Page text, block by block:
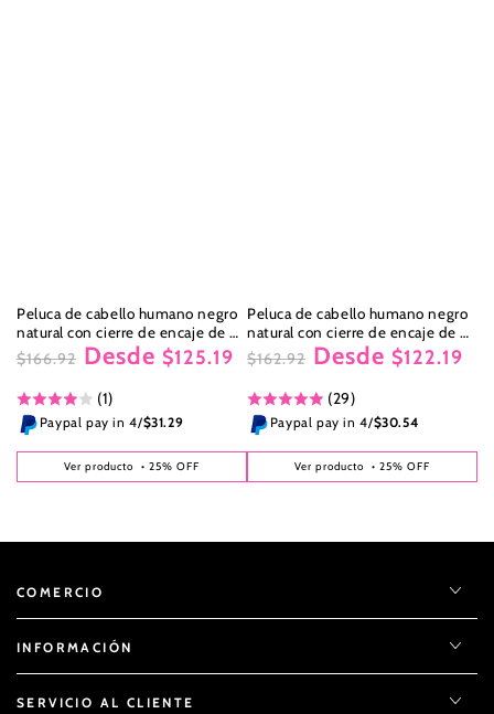
Peluca de cabello humano negro
natural con cierre de encaje de 5
x 5 de Wesface Deep Wave
regular
$166.92
de
venta
Desde $125.19
(1)
Paypal pay in 4/$31.29
Ver producto • 25% OFF
Peluca de cabello humano negro
natural con cierre de encaje de 5
x 5 de Wesface
regular
$162.92
de
venta
Desde $122.19
(29)
Paypal pay in 4/$30.54
Ver producto • 25% OFF
COMERCIO
INFORMACIÓN
SERVICIO AL CLIENTE